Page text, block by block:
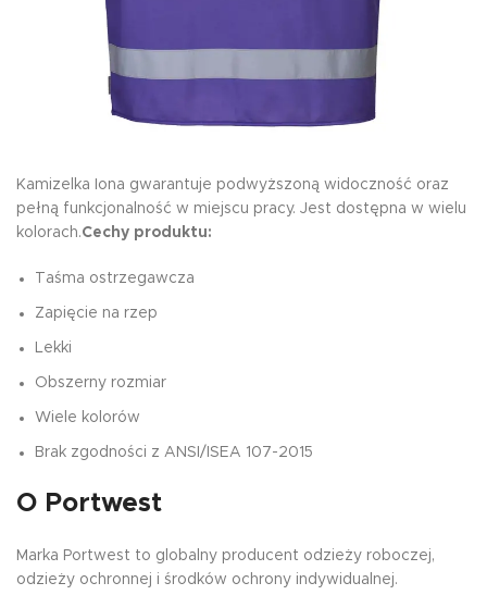
Kamizelka Iona gwarantuje podwyższoną widoczność oraz
pełną funkcjonalność w miejscu pracy. Jest dostępna w wielu
kolorach.Cechy produktu:
Taśma ostrzegawcza
Zapięcie na rzep
Lekki
Obszerny rozmiar
Wiele kolorów
Brak zgodności z ANSI/ISEA 107-2015
O Portwest
Marka Portwest to globalny producent odzieży roboczej,
odzieży ochronnej i środków ochrony indywidualnej.